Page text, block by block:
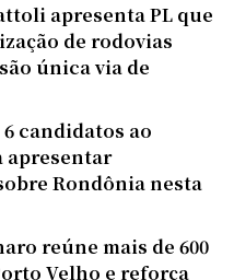
apresenta PL que
de rodovias
única via de
6 candidatos ao
apresentar
Rondônia nesta
reúne mais de 600
Velho e reforça